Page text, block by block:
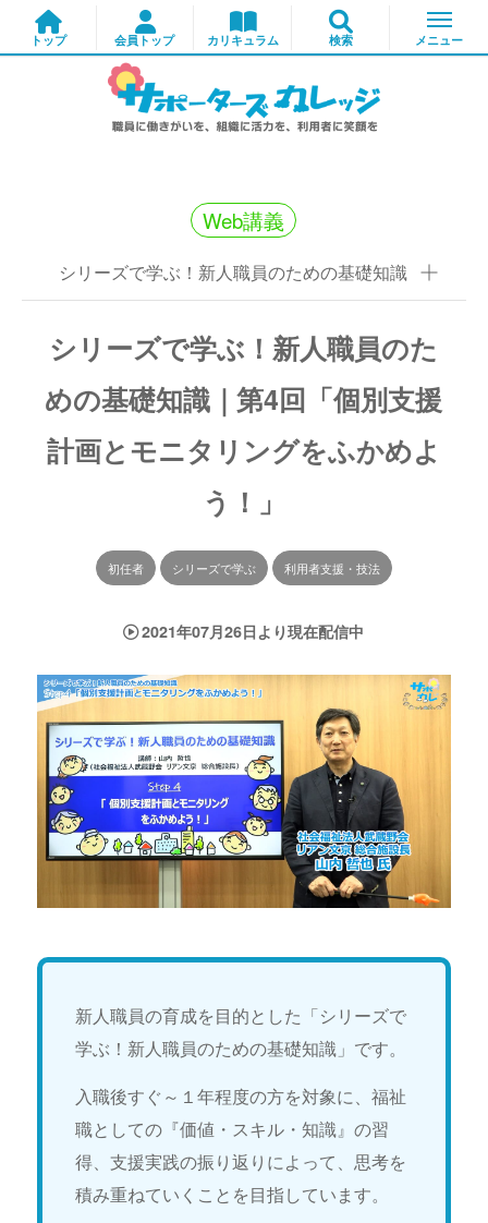
Web講義
シリーズで学ぶ！新人職員のための基礎知識
シリーズで学ぶ！新人職員のた
めの基礎知識｜第4回「個別支援
計画とモニタリングをふかめよ
う！」
初任者 シリーズで学ぶ 利用者支援・技法
2021年07月26日より現在配信中
新人職員の育成を目的とした「シリーズで
学ぶ！新人職員のための基礎知識」です。
入職後すぐ～１年程度の方を対象に、福祉
職としての『価値・スキル・知識』の習
得、支援実践の振り返りによって、思考を
積み重ねていくことを目指しています。